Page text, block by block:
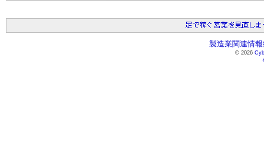
製造業関連情
© 2026